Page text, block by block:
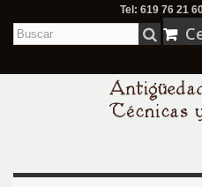
Tel: 619 76 21